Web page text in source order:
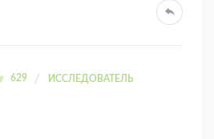
629 ИССЛЕДОВАТЕЛЬ